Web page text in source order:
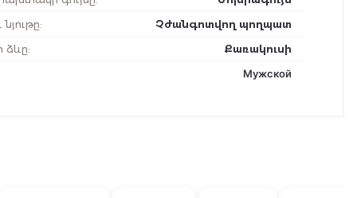
:
Չժանգոտվող պողպատ
ձևը:
Քառակուսի
Мужской